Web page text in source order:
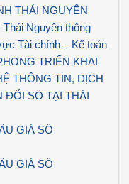
THÁI NGUYÊN
Nguyên thông
Tài chính – Kế toán
TRIỂN KHAI
THÔNG TIN, DỊCH
ĐỔI SỐ TẠI THÁI
GIÁ SỐ
GIÁ SỐ